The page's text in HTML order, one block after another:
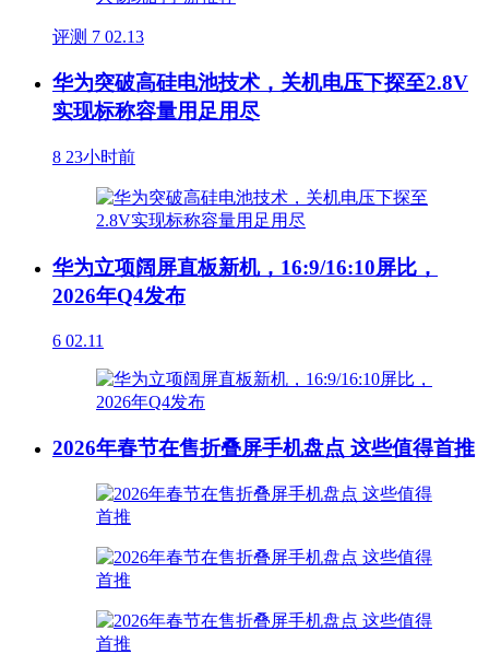
评测 7 02.13
华为突破高硅电池技术，关机电压下探至2.8V
实现标称容量用足用尽
8 23小时前
华为立项阔屏直板新机，16:9/16:10屏比，
2026年Q4发布
6 02.11
2026年春节在售折叠屏手机盘点 这些值得首推